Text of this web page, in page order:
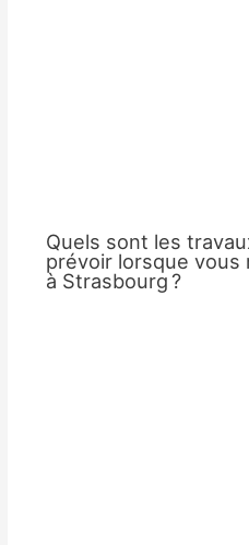
Quels sont les
prévoir lorsque vous
à Strasbourg ?